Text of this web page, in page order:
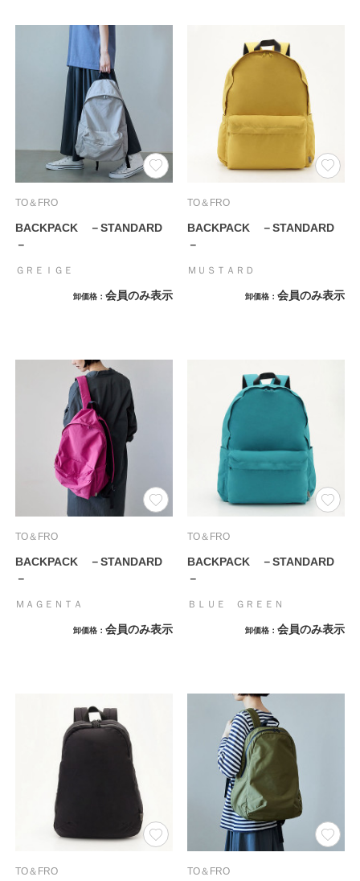
TO＆FRO
BACKPACK －STANDARD
－
ＧＲＥＩＧＥ
卸価格 会員のみ表示
TO＆FRO
BACKPACK －STANDARD
－
ＭＵＳＴＡＲＤ
卸価格 会員のみ表示
TO＆FRO
BACKPACK －STANDARD
－
ＭＡＧＥＮＴＡ
卸価格 会員のみ表示
TO＆FRO
BACKPACK －STANDARD
－
ＢＬＵＥ ＧＲＥＥＮ
卸価格 会員のみ表示
TO＆FRO TO＆FRO